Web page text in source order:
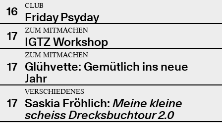
16
CLUB
Friday Psyday
17
ZUM MITMACHEN
IGTZ Workshop
17
ZUM MITMACHEN
Glühvette: Gemütlich ins neue
Jahr
17
VERSCHIEDENES
Saskia Fröhlich: Meine kleine
scheiss Drecksbuchtour 2.0